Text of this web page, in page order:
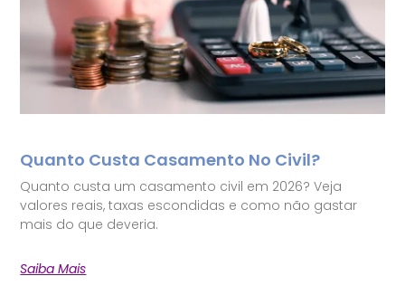
Quanto Custa Casamento No Civil?
Quanto custa um casamento civil em 2026? Veja
valores reais, taxas escondidas e como não gastar
mais do que deveria.
Saiba Mais